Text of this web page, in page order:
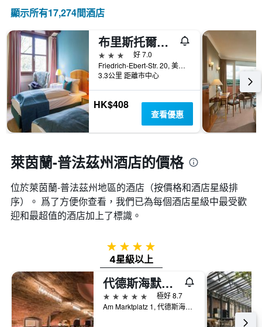
內
到
的
本
週
末
房
間
平
均
價
表
具
有
1Y
軸，
顯
示
房
間
平
均
價
顯示所有17,274間酒店
布里斯托爾梅尼茲基尼威 TOP 酒店 - 麥茵茲
3星級
好 7.0
Friedrich-Ebert-Str. 20, 美因茲, 萊茵蘭-普法茲邦, 德國
3.3公里 距離市中心
HK$408
查看優惠
萊茵蘭-普法茲州酒店的價格
位於萊茵蘭-普法茲州​地區的酒店（按價格和酒店星級排
序）。 爲了方便你查看，我們已為每個酒店星級中最受歡
迎和最超值的酒店加上了標識。
4星級
4星級以上
代德斯海默霍夫酒店
5星級
極好 8.7
Am Marktplatz 1, 代德斯海姆, 萊茵蘭-普法茲邦, 德國